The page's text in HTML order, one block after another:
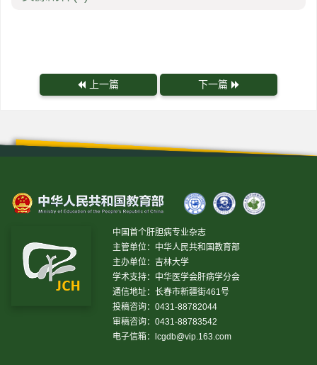
上一篇 下一篇
中国首个肝胆病专业杂志
主管单位：中华人民共和国教育部
主办单位：吉林大学
学术支持：中华医学会肝病学分会
通信地址：长春市新疆街461号
投稿咨询：0431-88782044
审稿咨询：0431-88783542
电子信箱：
lcgdb@vip.163.com